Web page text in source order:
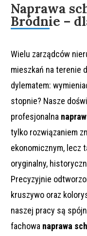
Naprawa
Bródnie –
Wielu zarządców
mieszkań na terenie
dylematem:
stopnie? Nasze
profesjonalna
tylko rozwiązaniem
ekonomicznym, lecz
oryginalny,
Precyzyjnie
kruszywo oraz
naszej pracy są
fachowa naprawa